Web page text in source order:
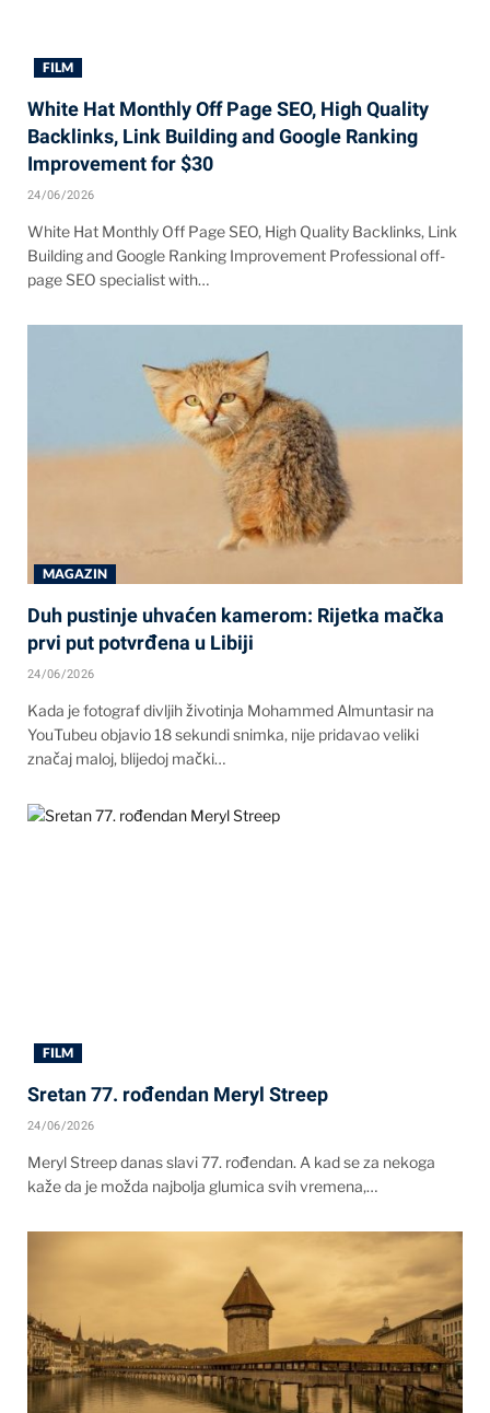
FILM
White Hat Monthly Off Page SEO, High Quality
Backlinks, Link Building and Google Ranking
Improvement for $30
24/06/2026
White Hat Monthly Off Page SEO, High Quality Backlinks, Link
Building and Google Ranking Improvement Professional off-
page SEO specialist with…
MAGAZIN
Duh pustinje uhvaćen kamerom: Rijetka mačka
prvi put potvrđena u Libiji
24/06/2026
Kada je fotograf divljih životinja Mohammed Almuntasir na
YouTubeu objavio 18 sekundi snimka, nije pridavao veliki
značaj maloj, blijedoj mački…
FILM
Sretan 77. rođendan Meryl Streep
24/06/2026
Meryl Streep danas slavi 77. rođendan. A kad se za nekoga
kaže da je možda najbolja glumica svih vremena,…